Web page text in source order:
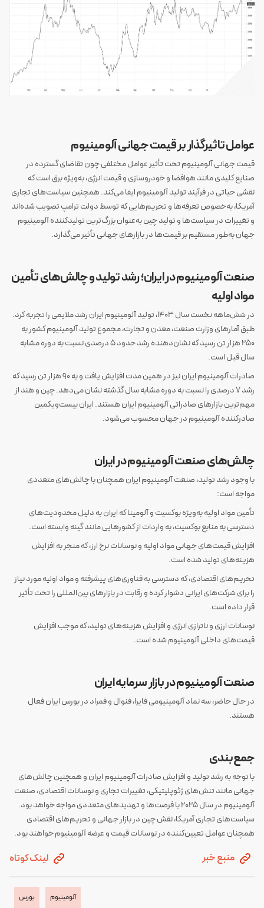
عوامل تاثیرگذار بر قیمت جهانی آلومینیوم
قیمت جهانی آلومینیوم تحت تأثیر عوامل مختلفی چون تقاضای گسترده در
صنایع کلیدی مانند هوافضا و خودروسازی و قیمت انرژی، به‌ویژه برق است که
نقشی حیاتی در فرآیند تولید آلومینیوم ایفا می‌کند. همچنین سیاست‌های تجاری
آمریکا، به‌خصوص تعرفه‌ها و تحریم‌هایی که توسط دولت ترامپ تصویب شده‌اند
و تغییرات در سیاست‌ها و تولید چین به‌عنوان بزرگ‌ترین تولیدکننده آلومینیوم
جهان به‌طور مستقیم بر قیمت‌ها در بازار‌های جهانی تأثیر می‌گذارد.
صنعت آلومینیوم در ایران؛ رشد تولید و چالش‌های تأمین
مواد اولیه
در شش‌ماهه نخست سال ۱۴۰۳، تولید آلومینیوم ایران رشد ملایمی را تجربه کرد.
طبق آمار‌های وزارت صنعت، معدن و تجارت، مجموع تولید آلومینیوم کشور به
۲۵۰ هزار تن رسید که نشان‌دهنده رشد حدود ۵ درصدی نسبت به دوره مشابه
سال قبل است.
صادرات آلومینیوم ایران نیز در همین مدت افزایش یافت و به ۹۰ هزار تن رسید که
رشد ۷ درصدی را نسبت به دوره مشابه سال گذشته نشان می‌دهد. چین و هند از
مهم‌ترین بازار‌های صادراتی آلومینیوم ایران هستند. ایران بیست‌ویکمین
صادرکننده آلومینیوم در جهان محسوب می‌شود.
چالش‌های صنعت آلومینیوم در ایران
با وجود رشد تولید، صنعت آلومینیوم ایران همچنان با چالش‌های متعددی
مواجه است:
تأمین مواد اولیه به‌ویژه بوکسیت و آلومینا که ایران به دلیل محدودیت‌های
دسترسی به منابع بوکسیت، به واردات از کشور‌هایی مانند گینه وابسته است.
افزایش قیمت‌های جهانی مواد اولیه و نوسانات نرخ ارز، که منجر به افزایش
هزینه‌های تولید شده است.
تحریم‌های اقتصادی، که دسترسی به فناوری‌های پیشرفته و مواد اولیه مورد نیاز
را برای شرکت‌های ایرانی دشوار کرده و رقابت در بازار‌های بین‌المللی را تحت تأثیر
قرار داده است.
نوسانات ارزی و ناترازی انرژی و افزایش هزینه‌های تولید، که موجب افزایش
قیمت‌های داخلی آلومینیوم شده است.
صنعت آلومینیوم در بازار سرمایه ایران
در حال حاضر، سه نماد آلومینیومی فایرا، فنوال و فمراد در بورس ایران فعال
هستند.
جمع‌بندی
با توجه به رشد تولید و افزایش صادرات آلومینیوم ایران و همچنین چالش‌های
جهانی مانند تنش‌های ژئوپلیتیکی، تغییرات تجاری و نوسانات اقتصادی، صنعت
آلومینیوم در سال ۲۰۲۵ با فرصت‌ها و تهدید‌های متعددی مواجه خواهد بود.
سیاست‌های تجاری آمریکا، نقش چین در بازار جهانی و تحریم‌های اقتصادی
همچنان عوامل تعیین‌کننده در نوسانات قیمت و عرضه آلومینیوم خواهند بود.
منبع خبر لینک کوتاه
آلومینیوم بورس